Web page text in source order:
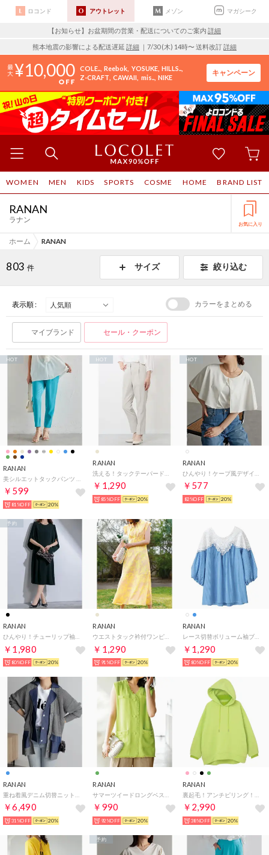
ロコンド アウトレット メゾン マガシーク
【お知らせ】お盆期間の営業・配送についてのご案内 詳細
熊本地震の影響による配送遅延 詳細 ｜7/30 (木) 14時〜 送料改訂詳細
10,000 COLE.. Reebok YOSUKE HILLS..
Z-CRAFT CAWAII mis.. NIKE
キャンペーン
WOMEN MEN KIDS SPORTS COSME HOME BRAND LIST
RANAN
ラナン お気に入り
ホーム RANAN
803 件 サイズ 絞り込む
表示順 : カラーをまとめる
マイブランド セール・クーポン
RANAN
￥599
HOT
81%OFF 20%
RANAN
￥1,290
HOT
85%OFF 20%
RANAN
￥577
HOT
82%OFF 20%
RANAN
￥1,980
予約
80%OFF 20%
RANAN
￥1,290
91%OFF 20%
RANAN
レース切替ボリューム袖ブラウス （ブルーストライプ）
￥1,290
80%OFF 20%
RANAN
￥6,490
31%OFF 20%
RANAN
￥990
92%OFF 20%
RANAN
￥2,990
38%OFF 20%
予約